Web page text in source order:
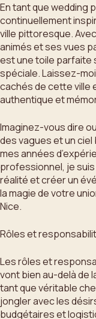
En tant que wedding
continuellement
ville pittoresque.
animés et ses vues
est une toile parfaite
spéciale. Laissez-
cachés de cette ville
authentique et
Imaginez-vous dire
des vagues et un ciel
mes années
professionnel, je
réalité et créer un
la magie de votre
Nice.
Rôles et
Les rôles et
vont bien au-delà de
tant que véritable
jongler avec les
budgétaires et